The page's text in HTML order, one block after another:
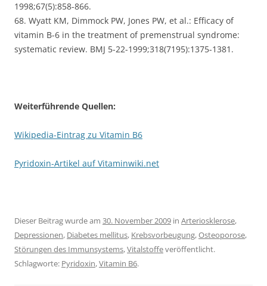
1998;67(5):858-866.
68. Wyatt KM, Dimmock PW, Jones PW, et al.: Efficacy of
vitamin B-6 in the treatment of premenstrual syndrome:
systematic review. BMJ 5-22-1999;318(7195):1375-1381.
Weiterführende Quellen:
Wikipedia-Eintrag zu Vitamin B6
Pyridoxin-Artikel auf Vitaminwiki.net
Dieser Beitrag wurde am 30. November 2009 in Arteriosklerose,
Depressionen, Diabetes mellitus, Krebsvorbeugung,Osteoporose,
Störungen des Immunsystems,Vitalstoffeveröffentlicht.
Schlagworte: Pyridoxin,Vitamin B6.